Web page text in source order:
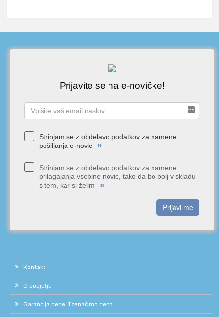
Prijavite se na e-novičke!
Strinjam se z obdelavo podatkov za namene
pošiljanja e-novic
»
Strinjam se z obdelavo podatkov za namene
prilagajanja vsebine novic, tako da bo bolj v skladu
s tem, kar si želim
»
Prijavi me
Kontakt
O podjetju
Garancija cene. Izenačimo ceno.